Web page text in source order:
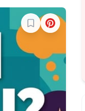
Accedi per salvare